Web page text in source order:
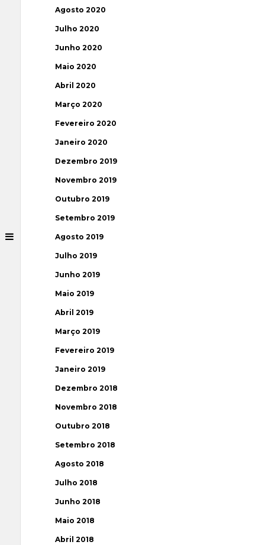
Agosto 2020
Julho 2020
Junho 2020
Maio 2020
Abril 2020
Março 2020
Fevereiro 2020
Janeiro 2020
Dezembro 2019
Novembro 2019
Outubro 2019
Setembro 2019
Agosto 2019
Julho 2019
Junho 2019
Maio 2019
Abril 2019
Março 2019
Fevereiro 2019
Janeiro 2019
Dezembro 2018
Novembro 2018
Outubro 2018
Setembro 2018
Agosto 2018
Julho 2018
Junho 2018
Maio 2018
Abril 2018